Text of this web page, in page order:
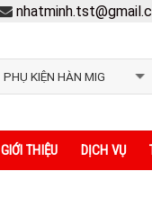
GIỚI THIỆU DỊCH VỤ